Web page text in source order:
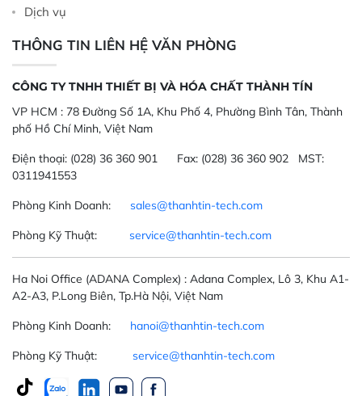
Dịch vụ
THÔNG TIN LIÊN HỆ VĂN PHÒNG
CÔNG TY TNHH THIẾT BỊ VÀ HÓA CHẤT THÀNH TÍN
VP HCM : 78 Đường Số 1A, Khu Phố 4, Phường Bình Tân, Thành
phố Hồ Chí Minh, Việt Nam
Điện thoại: (028) 36 360 901 Fax: (028) 36 360 902 MST:
0311941553
Phòng Kinh Doanh: sales@thanhtin-tech.com
Phòng Kỹ Thuật: service@thanhtin-tech.com
Ha Noi Office (ADANA Complex) : Adana Complex, Lô 3, Khu A1-
A2-A3, P.Long Biên, Tp.Hà Nội, Việt Nam
Phòng Kinh Doanh: hanoi@thanhtin-tech.com
Phòng Kỹ Thuật: service@thanhtin-tech.com